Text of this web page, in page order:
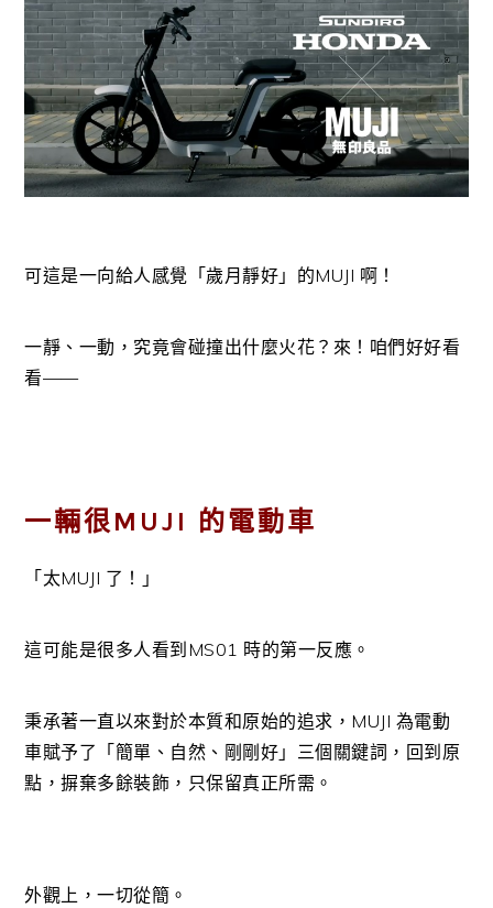
可這是一向給人感覺「歲月靜好」的MUJI 啊！
一靜、一動，究竟會碰撞出什麼火花？來！咱們好好看
看——
一輛很MUJI 的電動車
「太MUJI 了！」
這可能是很多人看到MS01 時的第一反應。
秉承著一直以來對於本質和原始的追求，MUJI 為電動
車賦予了「簡單、自然、剛剛好」三個關鍵詞，回到原
點，摒棄多餘裝飾，只保留真正所需。
外觀上，一切從簡。